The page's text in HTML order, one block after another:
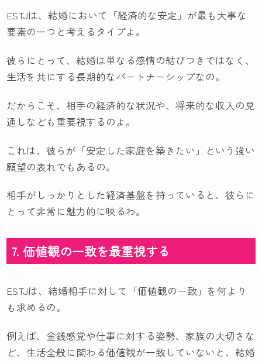
ESTJは、結婚において「経済的な安定」が最も大事な
要素の一つと考えるタイプよ。
彼らにとって、結婚は単なる感情の結びつきではなく、
生活を共にする長期的なパートナーシップなの。
だからこそ、相手の経済的な状況や、将来的な収入の見
通しなども重要視するのよ。
これは、彼らが「安定した家庭を築きたい」という強い
願望の表れでもあるの。
相手がしっかりとした経済基盤を持っていると、彼らに
とって非常に魅力的に映るわ。
7. 価値観の一致を最重視する
ESTJは、結婚相手に対して「価値観の一致」を何より
も求めるの。
例えば、金銭感覚や仕事に対する姿勢、家族の大切さな
ど、生活全般に関わる価値観が一致していないと、結婚